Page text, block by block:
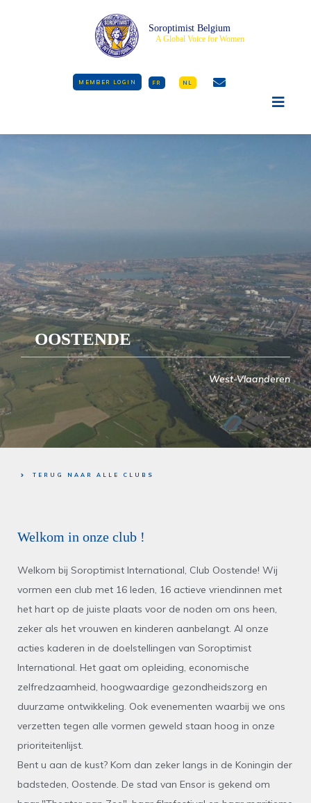
Soroptimist Belgium
A Global Voice for Women
MEMBER LOGIN FR NL
OOSTENDE
West-Vlaanderen
TERUG NAAR ALLE CLUBS
Welkom in onze club !
Welkom bij Soroptimist International, Club Oostende! Wij
vormen een club met 16 leden, 16 actieve vriendinnen met
het hart op de juiste plaats voor de noden om ons heen,
zeker als het vrouwen en kinderen aanbelangt. Al onze
acties kaderen in de doelstellingen van Soroptimist
International. Het gaat om opleiding, economische
zelfredzaamheid, hoogwaardige gezondheidszorg en
duurzame ontwikkeling. Ook evenementen waarbij we ons
verzetten tegen alle vormen geweld staan hoog in onze
prioriteitenlijst.
Bent u aan de kust? Kom dan zeker langs in de Koningin der
badsteden, Oostende. De stad van Ensor is gekend om